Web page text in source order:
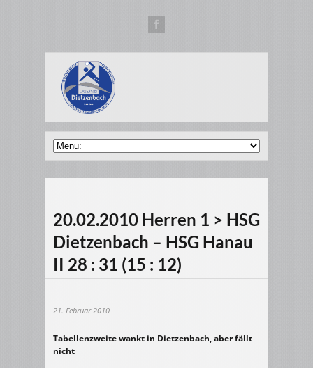
20.02.2010 Herren 1 > HSG
Dietzenbach – HSG Hanau
II 28 : 31 (15 : 12)
21. Februar 2010
Tabellenzweite wankt in Dietzenbach, aber fällt
nicht